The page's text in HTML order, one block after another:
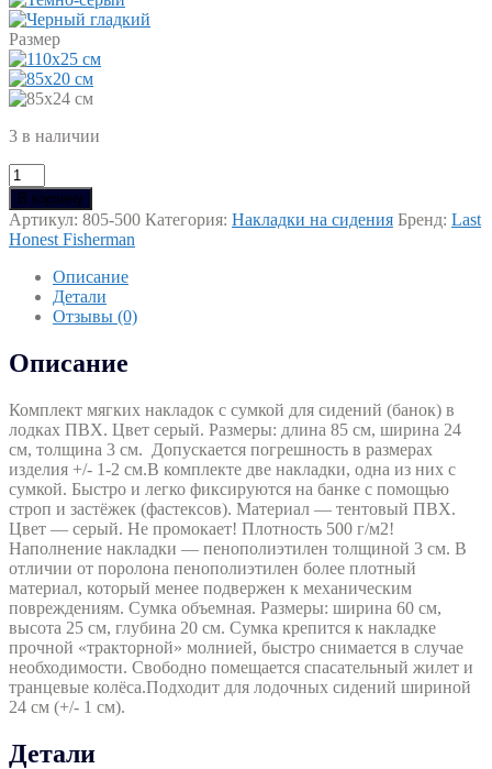
Размер
3 в наличии
Количество
товара
Комплект
мягких
накладок
805-
В корзину
Артикул: 805-500 Категория: Накладки на сидения Бренд: Last
Honest Fisherman
Описание
Детали
Отзывы (0)
Описание
Комплект мягких накладок с сумкой для сидений (банок) в
лодках ПВХ. Цвет серый. Размеры: длина 85 см, ширина 24
см, толщина 3 см. Допускается погрешность в размерах
изделия +/- 1-2 см.В комплекте две накладки, одна из них с
сумкой. Быстро и легко фиксируются на банке с помощью
строп и застёжек (фастексов). Материал — тентовый ПВХ.
Цвет — серый. Не промокает! Плотность 500 г/м2!
Наполнение накладки — пенополиэтилен толщиной 3 см. В
отличии от поролона пенополиэтилен более плотный
материал, который менее подвержен к механическим
повреждениям. Сумка объемная. Размеры: ширина 60 см,
высота 25 см, глубина 20 см. Сумка крепится к накладке
прочной «тракторной» молнией, быстро снимается в случае
необходимости. Свободно помещается спасательный жилет и
транцевые колёса.Подходит для лодочных сидений шириной
24 см (+/- 1 см).
Детали